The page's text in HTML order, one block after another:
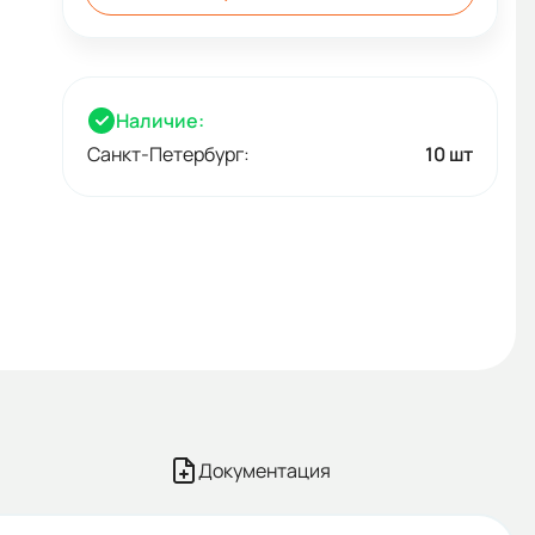
Наличие:
Санкт-Петербург:
10 шт
Документация